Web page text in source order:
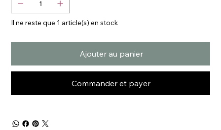
Il ne reste que 1 article(s) en stock
Ajouter au panier
Commander et payer